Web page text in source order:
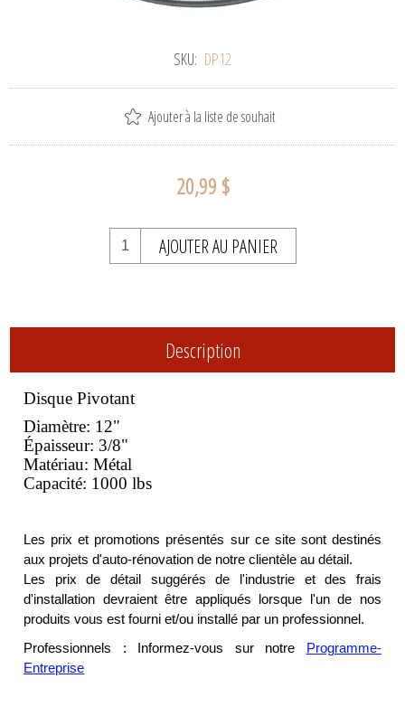
SKU: DP12
Ajouter à la liste de souhait
20,99 $
AJOUTER AU PANIER
Description
Disque Pivotant
Diamètre: 12"
Épaisseur: 3/8"
Matériau: Métal
Capacité: 1000 lbs
Les prix et promotions présentés sur ce site sont destinés
aux projets d'auto-rénovation de notre clientèle au détail.
Les prix de détail suggérés de l'industrie et des frais
d'installation devraient être appliqués lorsque l'un de nos
produits vous est fourni et/ou installé par un professionnel.
Professionnels : Informez-vous sur notre
Programme-
Entreprise